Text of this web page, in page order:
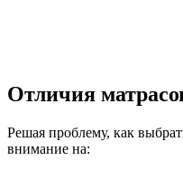
Отличия
Решая проблему, как
внимание на: